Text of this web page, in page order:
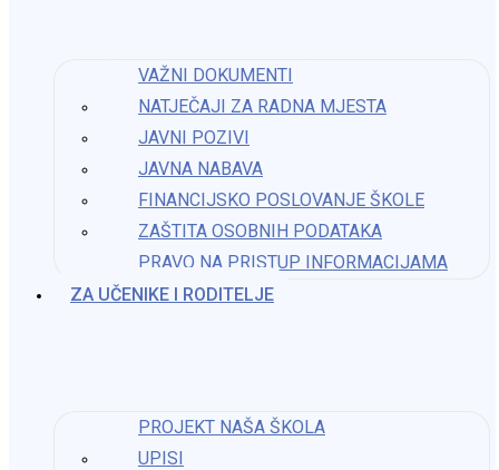
VAŽNI DOKUMENTI
NATJEČAJI ZA RADNA MJESTA
JAVNI POZIVI
JAVNA NABAVA
FINANCIJSKO POSLOVANJE ŠKOLE
ZAŠTITA OSOBNIH PODATAKA
PRAVO NA PRISTUP INFORMACIJAMA​
ZA UČENIKE I RODITELJE
PROJEKT NAŠA ŠKOLA
UPISI
zahvaljivati blagovanjem hrane (kruha, peciva, kolača, palačinki i sl.)
Možda nešto kao
Valentinovo na satu Njemačkog jezika
Učenice sudjelovale u obilježavanju Svjetskog dana